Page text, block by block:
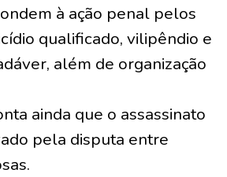
à ação penal pelos
qualificado, vilipêndio e
além de organização
ainda que o assassinato
pela disputa entre